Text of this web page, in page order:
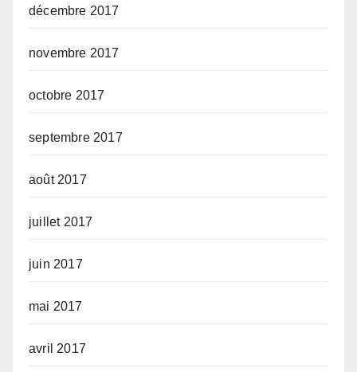
décembre 2017
novembre 2017
octobre 2017
septembre 2017
août 2017
juillet 2017
juin 2017
mai 2017
avril 2017